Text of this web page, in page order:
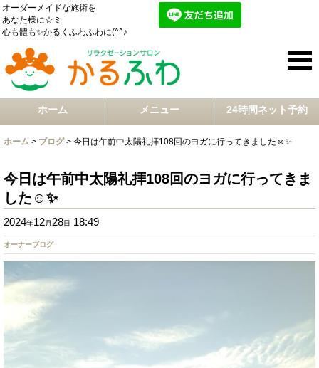
オーダーメイドな施術を
あなた様に☆ミ
心も體も✨かるくふわふわに(^^♪
ホーム メニュー 24時間ネット予約
ホーム > ブログ > 今日は午前中太陽礼拝108回のヨガに行ってきました☺️✨
今日は午前中太陽礼拝108回のヨガに行ってきま
した☺️✨
2024年12月 28日 18:49
オーナーブログ